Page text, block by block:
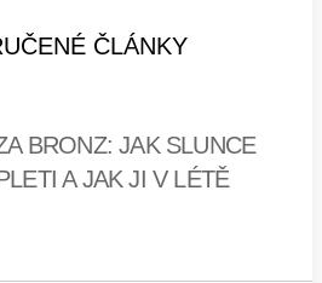
ČLÁNKY
BRONZ: JAK SLUNCE
A JAK JI V LÉTĚ